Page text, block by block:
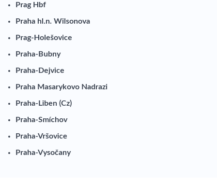
Prag Hbf
Praha hl.n. Wilsonova
Prag-Holešovice
Praha-Bubny
Praha-Dejvice
Praha Masarykovo Nadrazi
Praha-Liben (Cz)
Praha-Smíchov
Praha-Vršovice
Praha-Vysočany